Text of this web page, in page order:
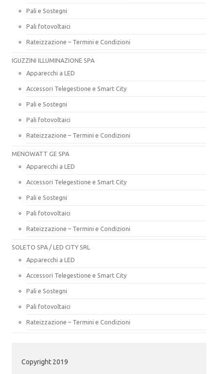
Pali e Sostegni
Pali fotovoltaici
Rateizzazione – Termini e Condizioni
IGUZZINI ILLUMINAZIONE SPA
Apparecchi a LED
Accessori Telegestione e Smart City
Pali e Sostegni
Pali fotovoltaici
Rateizzazione – Termini e Condizioni
MENOWATT GE SPA
Apparecchi a LED
Accessori Telegestione e Smart City
Pali e Sostegni
Pali fotovoltaici
Rateizzazione – Termini e Condizioni
SOLETO SPA / LED CITY SRL
Apparecchi a LED
Accessori Telegestione e Smart City
Pali e Sostegni
Pali fotovoltaici
Rateizzazione – Termini e Condizioni
Copyright 2019